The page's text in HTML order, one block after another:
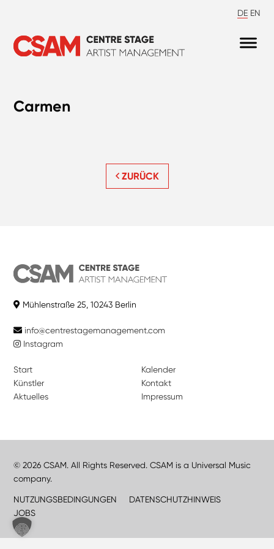
DE EN
Carmen
ZURÜCK
Mühlenstraße 25, 10243 Berlin
info@centrestagemanagement.com
Instagram
Start
Künstler
Aktuelles
Kalender
Kontakt
Impressum
© 2026 CSAM. All Rights Reserved. CSAM is a Universal Music
company.
NUTZUNGSBEDINGUNGEN
DATENSCHUTZHINWEIS
JOBS